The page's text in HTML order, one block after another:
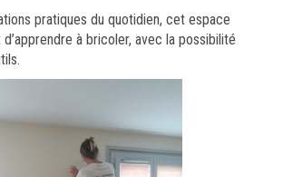
pratiques du quotidien, cet espace
à bricoler, avec la possibilité